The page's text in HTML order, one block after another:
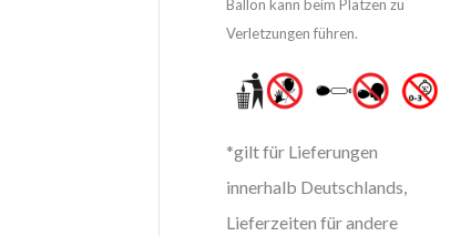
Ballon kann beim Platzen zu
Verletzungen führen.
*gilt für Lieferungen
innerhalb Deutschlands,
Lieferzeiten für andere